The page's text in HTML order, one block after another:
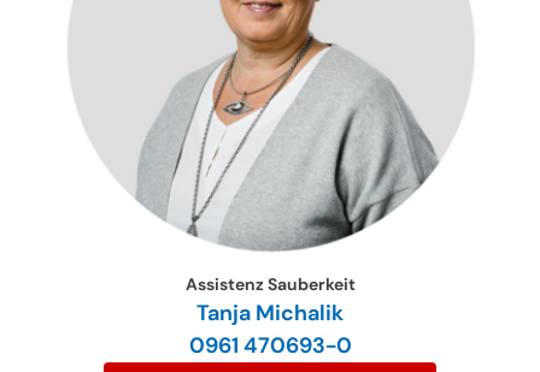
Assistenz Sauberkeit
Tanja Michalik
0961 470693-0